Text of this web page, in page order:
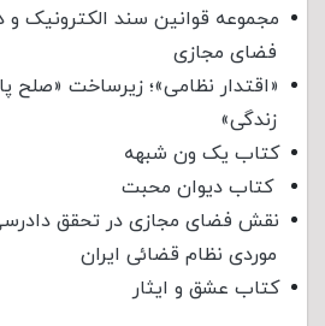
مجموعه قوانین سند الکترونیک و
فضای مجازی
«اقتدار نظامی»؛ زیرساخت «صلح
زندگی»
کتاب یک ون شبهه
کتاب دیوان محبت
نقش فضای مجازی در تحقق دادرسی
موردی نظام قضائی ایران
کتاب عشق و ایثار